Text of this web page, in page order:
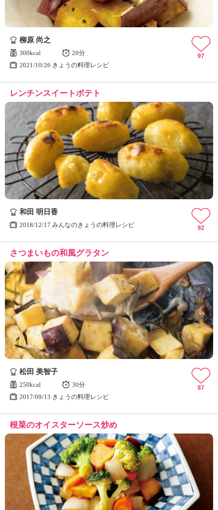
柳原 尚之
300kcal
20分
2021/10/26 きょうの料理レシピ
97
レンチンスイートポテト
和田 明日香
2018/12/17 みんなのきょうの料理レシピ 92
さつまいもの和風グラタン
松田 美智子
250kcal
30分
2017/09/13 きょうの料理レシピ
87
根菜のオイスターソース炒め